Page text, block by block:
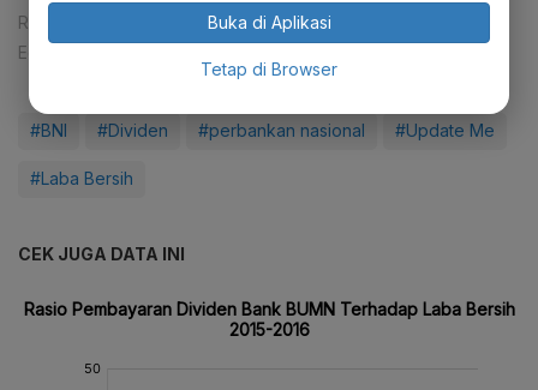
Reporter:
Cahya Puteri Abdi Rabbi
Editor:
#BNI #Dividen #perbankan nasional #Update Me
#Laba Bersih
CEK JUGA DATA INI
Buka di Aplikasi
Tetap di Browser